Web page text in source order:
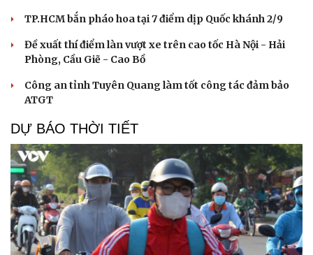
TP.HCM bắn pháo hoa tại 7 điểm dịp Quốc khánh 2/9
Đề xuất thí điểm làn vượt xe trên cao tốc Hà Nội - Hải
Phòng, Cầu Giẽ - Cao Bồ
Công an tỉnh Tuyên Quang làm tốt công tác đảm bảo
ATGT
DỰ BÁO THỜI TIẾT